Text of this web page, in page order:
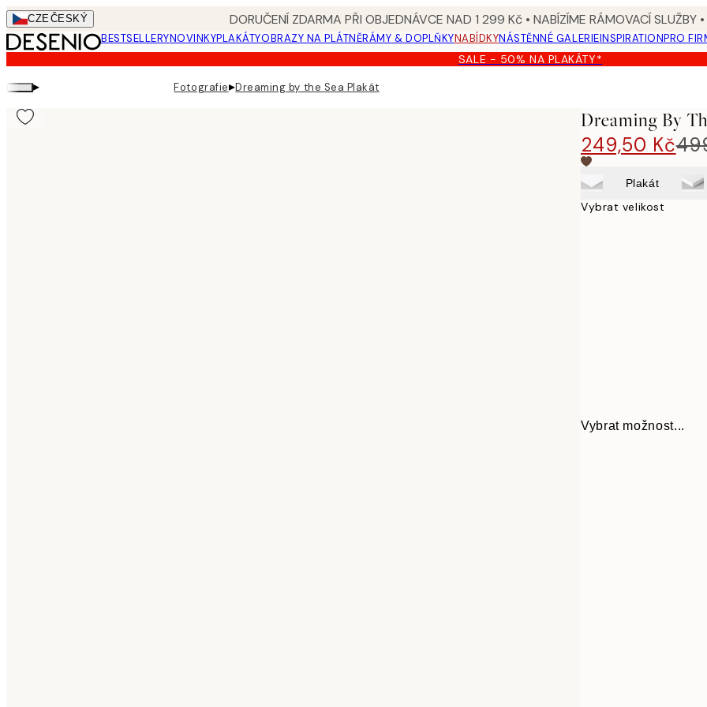
Skip
to
main
content.
CZEČESKÝ DORUČENÍ ZDARMA PŘI OBJEDNÁVCE NAD 1 299 Kč • NABÍZÍME RÁMOVACÍ SLUŽBY
BESTSELLERYNOVINKYPLAKÁTYOBRAZY NA PLÁTNĚRÁMY & DOPLŇKYNABÍDKYNÁSTĚNNÉ GALERIEINSPIRATIONPRO
SALE - 50% NA PLAKÁTY*
▸ Fotografie▸Dreaming by the Sea Plakát
Dreaming By
249,50 Kč
Plakát
Vybrat velikost
Vybrat možnost...